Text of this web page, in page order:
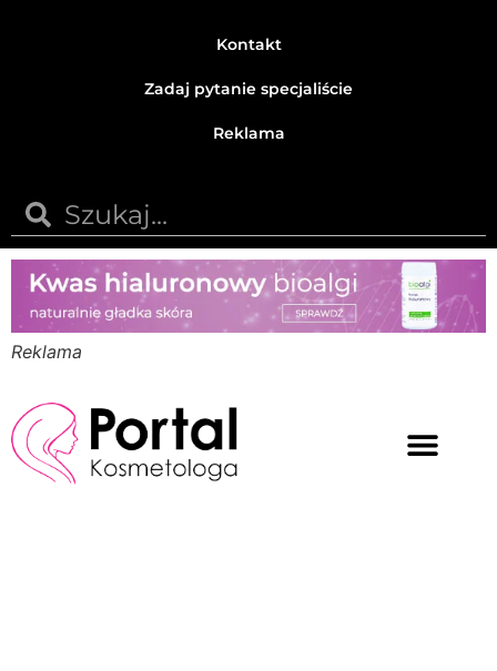
Kontakt
Zadaj pytanie specjaliście
Reklama
Reklama